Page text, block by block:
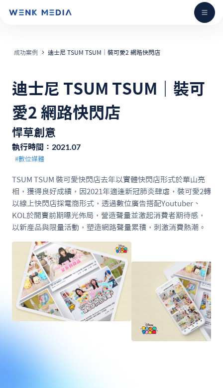
成功案例 迪士尼 TSUM TSUM｜裝可愛2 網路快閃店
迪士尼 TSUM TSUM｜裝可
愛2 網路快閃店
悍草創意
執行時間： 2021.07
#數位媒體
TSUM TSUM 裝可愛快閃店去年以實體快閃店形式於華山亮
相，獲得良好成績，因2021年適逢新冠肺炎肆虐，裝可愛2轉
以線上快閃店採電商形式，透過數位廣告搭配Youtuber、
KOL於開賣前期曝光佈局，營造聲量並激起消費者期待感，
以新產品與限量活動，塑造網路聲量累積，刺激消費熱潮。